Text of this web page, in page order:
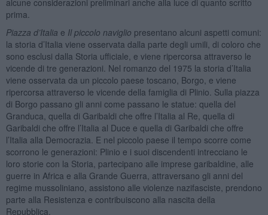
prima.
Piazza d’Italia e Il piccolo naviglio presentano alcuni aspetti comuni:
la storia d’Italia viene osservata dalla parte degli umili, di coloro che
sono esclusi dalla Storia ufficiale, e viene ripercorsa attraverso le
vicende di tre generazioni. Nel romanzo del 1975 la storia d’Italia
viene osservata da un piccolo paese toscano, Borgo, e viene
ripercorsa attraverso le vicende della famiglia di Plinio. Sulla piazza
di Borgo passano gli anni come passano le statue: quella del
Granduca, quella di Garibaldi che offre l’Italia al Re, quella di
Garibaldi che offre l’Italia al Duce e quella di Garibaldi che offre
l’Italia alla Democrazia. E nel piccolo paese il tempo scorre come
scorrono le generazioni: Plinio e i suoi discendenti intrecciano le
loro storie con la Storia, partecipano alle imprese garibaldine, alle
guerre in Africa e alla Grande Guerra, attraversano gli anni del
regime mussoliniano, assistono alle violenze nazifasciste, prendono
parte alla Resistenza e contribuiscono alla nascita della
Repubblica.